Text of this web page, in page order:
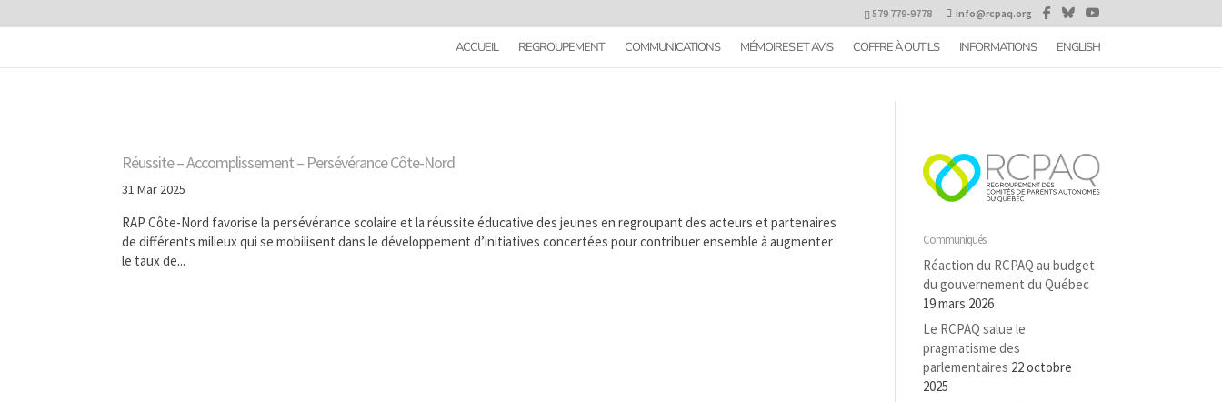
579 779-9778 info@rcpaq.org
ACCUEIL REGROUPEMENT COMMUNICATIONS MÉMOIRES ET AVIS COFFRE À OUTILS INFORMATIONS ENGLISH
Réussite – Accomplissement – Persévérance Côte-Nord
31 Mar 2025
RAP Côte-Nord favorise la persévérance scolaire et la réussite éducative des jeunes en regroupant des acteurs et partenaires
de différents milieux qui se mobilisent dans le développement d’initiatives concertées pour contribuer ensemble à augmenter
le taux de...
Communiqués
Réaction du RCPAQ au budget
du gouvernement du Québec
19 mars 2026
Le RCPAQ salue le
pragmatisme des
parlementaires 22 octobre
2025